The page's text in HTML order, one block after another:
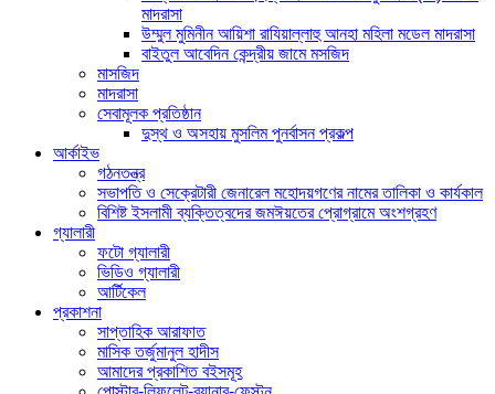
মাদরাসা
উম্মুল মুমিনীন আয়িশা রাযিয়াল্লাহু আনহা মহিলা মডেল মাদরাসা
বাইতুল আবেদিন কেন্দ্রীয় জামে মসজিদ
মাসজিদ
মাদরাসা
সেবামূলক প্রতিষ্ঠান
দুস্থ ও অসহায় মুসলিম পুনর্বাসন প্রকল্প
আর্কাইভ
গঠনতন্ত্র
সভাপতি ও সেক্রেটারী জেনারেল মহোদয়গণের নামের তালিকা ও কার্যকাল
বিশিষ্ট ইসলামী ব্যক্তিত্বদের জমঈয়তের প্রোগ্রামে অংশগ্রহণ
গ্যালারী
ফটো গ্যালারী
ভিডিও গ্যালারী
আর্টিকেল
প্রকাশনা
সাপ্তাহিক আরাফাত
মাসিক তর্জুমানুল হাদীস
আমাদের প্রকাশিত বইসমূহ